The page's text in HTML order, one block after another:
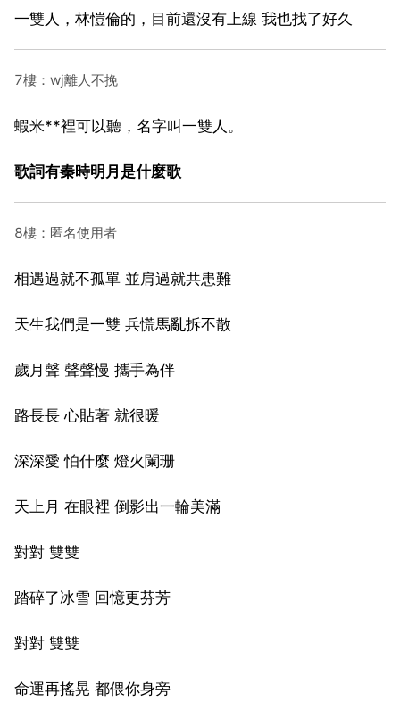
一雙人，林愷倫的，目前還沒有上線 我也找了好久
7樓：wj離人不挽
蝦米**裡可以聽，名字叫一雙人。
歌詞有秦時明月是什麼歌
8樓：匿名使用者
相遇過就不孤單 並肩過就共患難
天生我們是一雙 兵慌馬亂拆不散
歲月聲 聲聲慢 攜手為伴
路長長 心貼著 就很暖
深深愛 怕什麼 燈火闌珊
天上月 在眼裡 倒影出一輪美滿
對對 雙雙
踏碎了冰雪 回憶更芬芳
對對 雙雙
命運再搖晃 都偎你身旁